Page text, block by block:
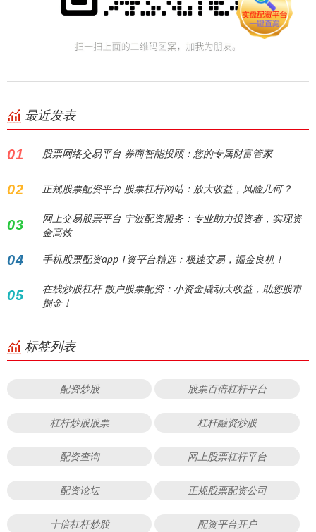
最近发表
01 股票网络交易平台 券商智能投顾：您的专属财富管家
02 正规股票配资平台 股票杠杆网站：放大收益，风险几何？
03
网上交易股票平台 宁波配资服务：专业助力投资者，实现资
金高效
04 手机股票配资app T资平台精选：极速交易，掘金良机！
05
在线炒股杠杆 散户股票配资：小资金撬动大收益，助您股市
掘金！
标签列表
配资炒股 股票百倍杠杆平台
杠杆炒股股票 杠杆融资炒股
配资查询 网上股票杠杆平台
配资论坛 正规股票配资公司
十倍杠杆炒股 配资平台开户